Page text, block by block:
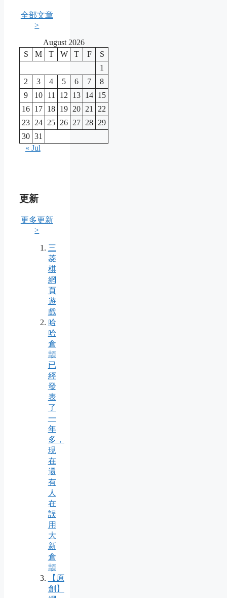
全部文章
>
August 2026
S
M T W T F
S
1
2
3 4 5 6 7
8
9
10 11 12 13 14 15
16 17 18 19 20 21
22
23 24 25 26 27 28 29
30 31
« Jul
更新
更多更新
>
三
菱
棋
網
頁
遊
戲
哈
哈
倉
頡
已
經
發
表
了
一
年
多，
現
在
還
有
人
在
誤
用
大
新
倉
頡
【原
創】